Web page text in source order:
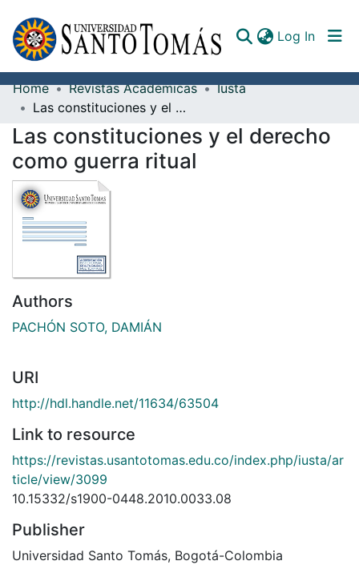
Log In
Communities & Collections
All of DSpace
Documents
Home Revistas Académicas
Iusta
Las constituciones y el derecho como guerra ritual
Las constituciones y el derecho
como guerra ritual
Authors
PACHÓN SOTO, DAMIÁN
URI
http://hdl.handle.net/11634/63504
Link to resource
https://revistas.usantotomas.edu.co/index.php/iusta/ar
ticle/view/3099
10.15332/s1900-0448.2010.0033.08
Publisher
Universidad Santo Tomás, Bogotá-Colombia